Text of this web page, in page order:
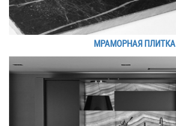
МРАМОРНАЯ ПЛИТКА